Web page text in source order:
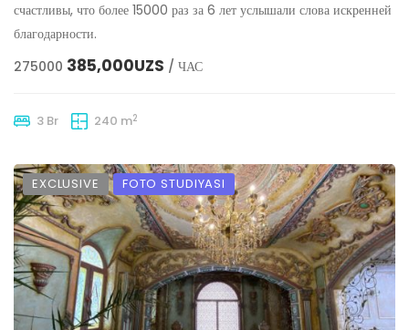
счастливы, что более 15000 раз за 6 лет услышали слова искренней
благодарности.
275000 385,000UZS / ЧАС
3 Br 240 m2
EXCLUSIVE FOTO STUDIYASI